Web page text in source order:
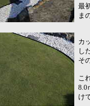
最
ま
カ
し
そ
こ
8.0
け